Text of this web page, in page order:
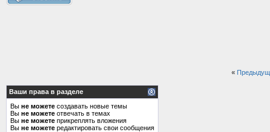
«
Ваши права в разделе
Вы не можете создавать новые темы
Вы не можете отвечать в темах
Вы не можете прикреплять вложения
Вы не можете редактировать свои сообщения